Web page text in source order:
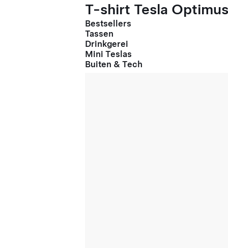
T-shirt Tesla
Bestsellers
Tassen
Drinkgerei
Mini Teslas
Buiten & Tech